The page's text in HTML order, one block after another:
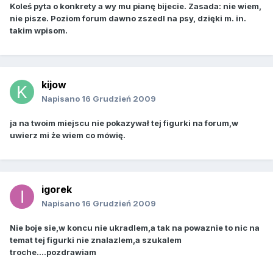
Koleś pyta o konkrety a wy mu pianę bijecie. Zasada: nie wiem,
nie pisze. Poziom forum dawno zszedl na psy, dzięki m. in.
takim wpisom.
kijow
Napisano 16 Grudzień 2009
ja na twoim miejscu nie pokazywał tej figurki na forum,w
uwierz mi że wiem co mówię.
igorek
Napisano 16 Grudzień 2009
Nie boje sie,w koncu nie ukradlem,a tak na powaznie to nic na
temat tej figurki nie znalazlem,a szukalem
troche....pozdrawiam